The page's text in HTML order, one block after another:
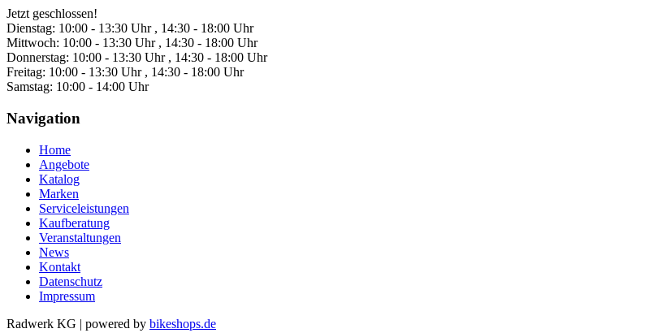
Jetzt geschlossen!
Dienstag: 10:00 - 13:30 Uhr , 14:30 - 18:00 Uhr
Mittwoch: 10:00 - 13:30 Uhr , 14:30 - 18:00 Uhr
Donnerstag: 10:00 - 13:30 Uhr , 14:30 - 18:00 Uhr
Freitag: 10:00 - 13:30 Uhr , 14:30 - 18:00 Uhr
Samstag: 10:00 - 14:00 Uhr
Navigation
Home
Angebote
Katalog
Marken
Serviceleistungen
Kaufberatung
Veranstaltungen
News
Kontakt
Datenschutz
Impressum
Radwerk KG | powered by bikeshops.de